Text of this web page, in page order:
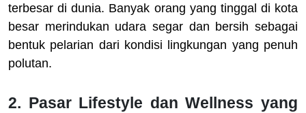
terbesar di dunia. Banyak orang yang tinggal di kota
besar merindukan udara segar dan bersih sebagai
bentuk pelarian dari kondisi lingkungan yang penuh
polutan.
2. Pasar Lifestyle dan Wellness yang